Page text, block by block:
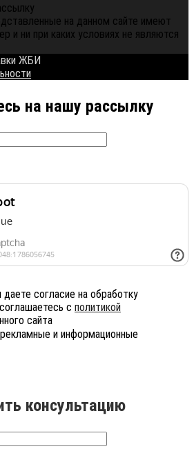
на данном сайте имеют
и ни при каких условиях не являются
ЖБИ
на нашу рассылку
согласие на обработку
с политикой
сайта
и информационные
консультацию